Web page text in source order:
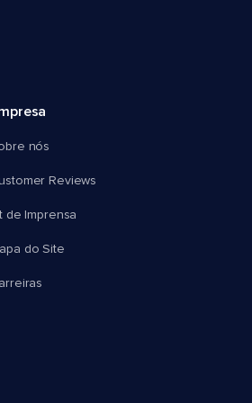
nós
Reviews
de Imprensa
do Site